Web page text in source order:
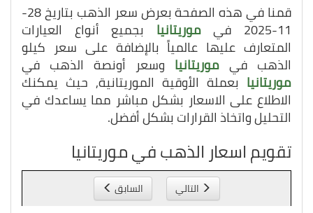
قمنا في هذه الصفحة بعرض سعر الذهب بتاريخ 28-
11-2025 في موريتانيا بجميع أنواع العيارات
المتعارف عليها عالمياً بالإضافة على سعر كيلو
الذهب في موريتانيا وسعر أونصة الذهب في
موريتانيا بعملة الأوقية الموريتانية, حيث يمكنك
الاطلاع على الاسعار بشكل مباشر مما يساعدك في
التحليل واتخاذ القرارات بشكل أفضل.
تقويم اسعار الذهب في موريتانيا
التالي السابق